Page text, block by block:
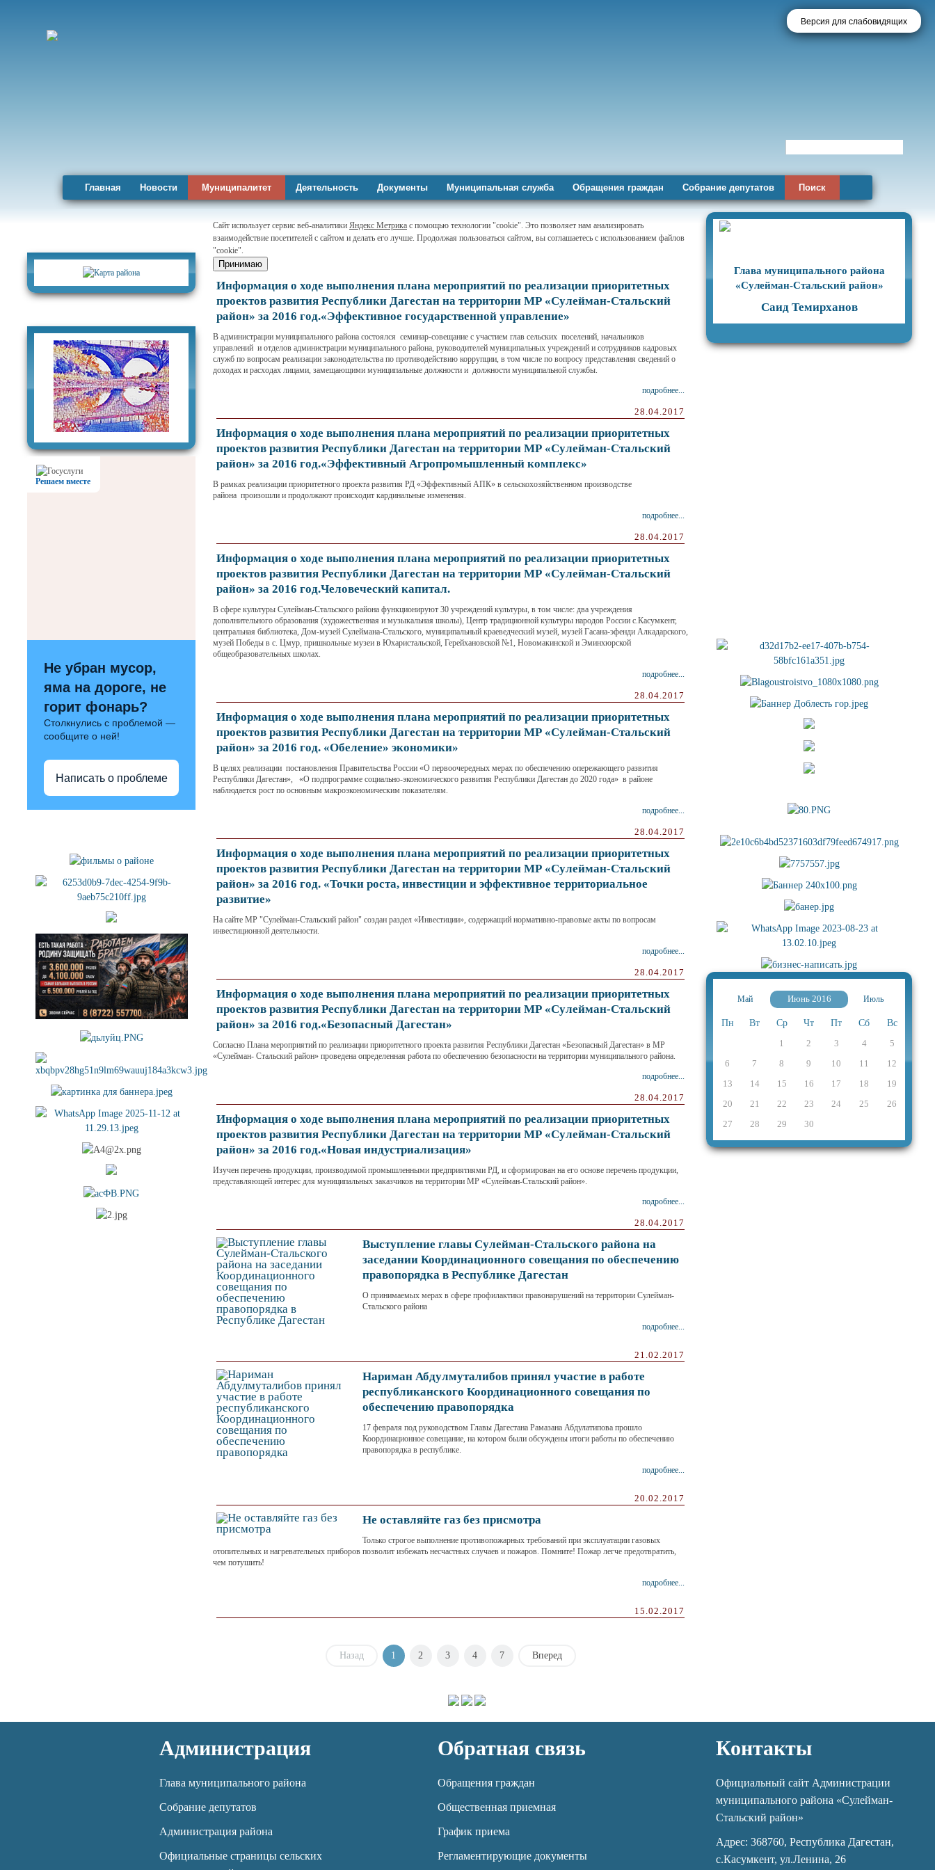
Версия для слабовидящих
Главная Новости Муниципалитет Деятельность Документы Муниципальная служба Обращения граждан Собрание депутатов Поиск
Решаем вместе
Не убран мусор,
яма на дороге, не
горит фонарь?
Столкнулись с проблемой —
сообщите о ней!
Написать о проблеме
Сайт использует сервис веб-аналитики Яндекс Метрика с помощью технологии "cookie". Это позволяет нам анализировать
взаимодействие посетителей с сайтом и делать его лучше. Продолжая пользоваться сайтом, вы соглашаетесь с использованием файлов
"cookie".
Принимаю
Информация о ходе выполнения плана мероприятий по реализации приоритетных
проектов развития Республики Дагестан на территории МР «Сулейман-Стальский
район» за 2016 год.«Эффективное государственной управление»
В администрации муниципального района состоялся семинар-совещание с участием глав сельских поселений, начальников
управлений и отделов администрации муниципального района, руководителей муниципальных учреждений и сотрудников кадровых
служб по вопросам реализации законодательства по противодействию коррупции, в том числе по вопросу представления сведений о
доходах и расходах лицами, замещающими муниципальные должности и должности муниципальной службы.
подробнее...
28.04.2017
Информация о ходе выполнения плана мероприятий по реализации приоритетных
проектов развития Республики Дагестан на территории МР «Сулейман-Стальский
район» за 2016 год.«Эффективный Агропромышленный комплекс»
В рамках реализации приоритетного проекта развития РД «Эффективный АПК» в сельскохозяйственном производстве
района произошли и продолжают происходит кардинальные изменения.
подробнее...
28.04.2017
Информация о ходе выполнения плана мероприятий по реализации приоритетных
проектов развития Республики Дагестан на территории МР «Сулейман-Стальский
район» за 2016 год.Человеческий капитал.
В сфере культуры Сулейман-Стальского района функционируют 30 учреждений культуры, в том числе: два учреждения
дополнительного образования (художественная и музыкальная школы), Центр традиционной культуры народов России с.Касумкент,
центральная библиотека, Дом-музей Сулеймана-Стальского, муниципальный краеведческий музей, музей Гасана-эфенди Алкадарского,
музей Победы в с. Цмур, пришкольные музеи в Юхаристальской, Герейхановской №1, Новомакинской и Эминхюрской
общеобразовательных школах.
подробнее...
28.04.2017
Информация о ходе выполнения плана мероприятий по реализации приоритетных
проектов развития Республики Дагестан на территории МР «Сулейман-Стальский
район» за 2016 год. «Обеление» экономики»
В целях реализации постановления Правительства России «О первоочередных мерах по обеспечению опережающего развития
Республики Дагестан», «О подпрограмме социально-экономического развития Республики Дагестан до 2020 года» в районе
наблюдается рост по основным макроэкономическим показателям.
подробнее...
28.04.2017
Информация о ходе выполнения плана мероприятий по реализации приоритетных
проектов развития Республики Дагестан на территории МР «Сулейман-Стальский
район» за 2016 год. «Точки роста, инвестиции и эффективное территориальное
развитие»
На сайте МР "Сулейман-Стальский район" создан раздел «Инвестиции», содержащий нормативно-правовые акты по вопросам
инвестиционной деятельности.
подробнее...
28.04.2017
Информация о ходе выполнения плана мероприятий по реализации приоритетных
проектов развития Республики Дагестан на территории МР «Сулейман-Стальский
район» за 2016 год.«Безопасный Дагестан»
Согласно Плана мероприятий по реализации приоритетного проекта развития Республики Дагестан «Безопасный Дагестан» в МР
«Сулейман- Стальский район» проведена определенная работа по обеспечению безопасности на территории муниципального района.
подробнее...
28.04.2017
Информация о ходе выполнения плана мероприятий по реализации приоритетных
проектов развития Республики Дагестан на территории МР «Сулейман-Стальский
район» за 2016 год.«Новая индустриализация»
Изучен перечень продукции, производимой промышленными предприятиями РД, и сформирован на его основе перечень продукции,
представляющей интерес для муниципальных заказчиков на территории МР «Сулейман-Стальский район».
подробнее...
28.04.2017
Выступление главы Сулейман-Стальского района на
заседании Координационного совещания по обеспечению
правопорядка в Республике Дагестан
О принимаемых мерах в сфере профилактики правонарушений на территории Сулейман-
Стальского района
подробнее...
21.02.2017
Нариман Абдулмуталибов принял участие в работе
республиканского Координационного совещания по
обеспечению правопорядка
17 февраля под руководством Главы Дагестана Рамазана Абдулатипова прошло
Координационное совещание, на котором были обсуждены итоги работы по обеспечению
правопорядка в республике.
подробнее...
20.02.2017
Не оставляйте газ без присмотра
Только строгое выполнение противопожарных требований при эксплуатации газовых
отопительных и нагревательных приборов позволит избежать несчастных случаев и пожаров. Помните! Пожар легче предотвратить,
чем потушить!
подробнее...
15.02.2017
Назад 1 2 3 4 7 Вперед
Глава муниципального района
«Сулейман-Стальский район»
Саид Темирханов
Май Июнь 2016 Июль
Пн Вт Ср Чт Пт Сб
Вс
1
2 3 4
5
6
7 8 9 10 11
12
13
14 15 16 17 18
19
20
21 22 23 24 25
26
27
28 29 30
Администрация
Глава муниципального района
Собрание депутатов
Администрация района
Официальные страницы сельских
Обратная связь
Обращения граждан
Общественная приемная
График приема
Регламентирующие документы
Контакты
Официальный сайт Администрации
муниципального района «Сулейман-
Стальский район»
Адрес: 368760, Республика Дагестан,
с.Касумкент, ул.Ленина, 26